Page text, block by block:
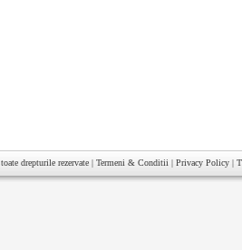
toate drepturile rezervate | Termeni & Conditii | Privacy Policy |